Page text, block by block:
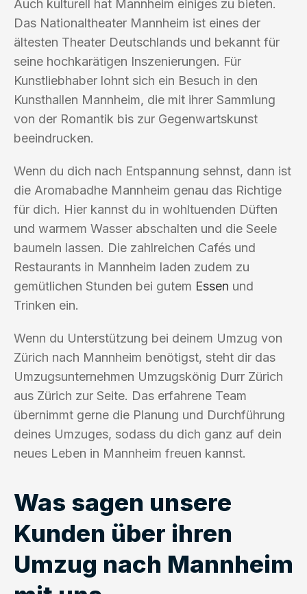
Auch kulturell hat Mannheim einiges zu bieten.
Das Nationaltheater Mannheim ist eines der
ältesten Theater Deutschlands und bekannt für
seine hochkarätigen Inszenierungen. Für
Kunstliebhaber lohnt sich ein Besuch in den
Kunsthallen Mannheim, die mit ihrer Sammlung
von der Romantik bis zur Gegenwartskunst
beeindrucken.
Wenn du dich nach Entspannung sehnst, dann ist
die Aromabadhe Mannheim genau das Richtige
für dich. Hier kannst du in wohltuenden Düften
und warmem Wasser abschalten und die Seele
baumeln lassen. Die zahlreichen Cafés und
Restaurants in Mannheim laden zudem zu
gemütlichen Stunden bei gutem Essen und
Trinken ein.
Wenn du Unterstützung bei deinem Umzug von
Zürich nach Mannheim benötigst, steht dir das
Umzugsunternehmen Umzugskönig Durr Zürich
aus Zürich zur Seite. Das erfahrene Team
übernimmt gerne die Planung und Durchführung
deines Umzuges, sodass du dich ganz auf dein
neues Leben in Mannheim freuen kannst.
Was sagen unsere
Kunden über ihren
Umzug nach Mannheim